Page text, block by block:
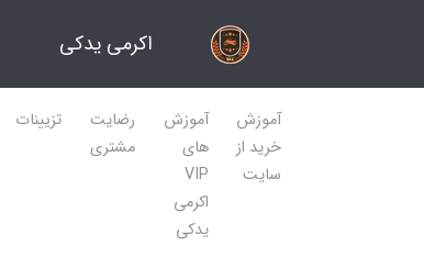
اکرمی یدکی
آموزش
خرید از
سایت
آموزش
های
VIP
اکرمی
یدکی
رضایت
مشتری
تزیینات